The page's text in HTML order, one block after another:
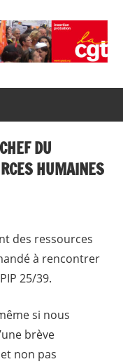
DU
HUMAINES
des ressources
à rencontrer
25/39.
si nous
brève
non pas